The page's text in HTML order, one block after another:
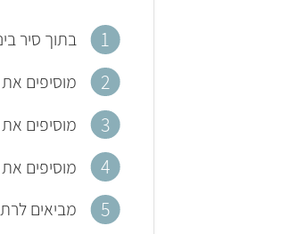
בתוך סיר
מוסיפים את
מוסיפים
מוסיפים
מביאים